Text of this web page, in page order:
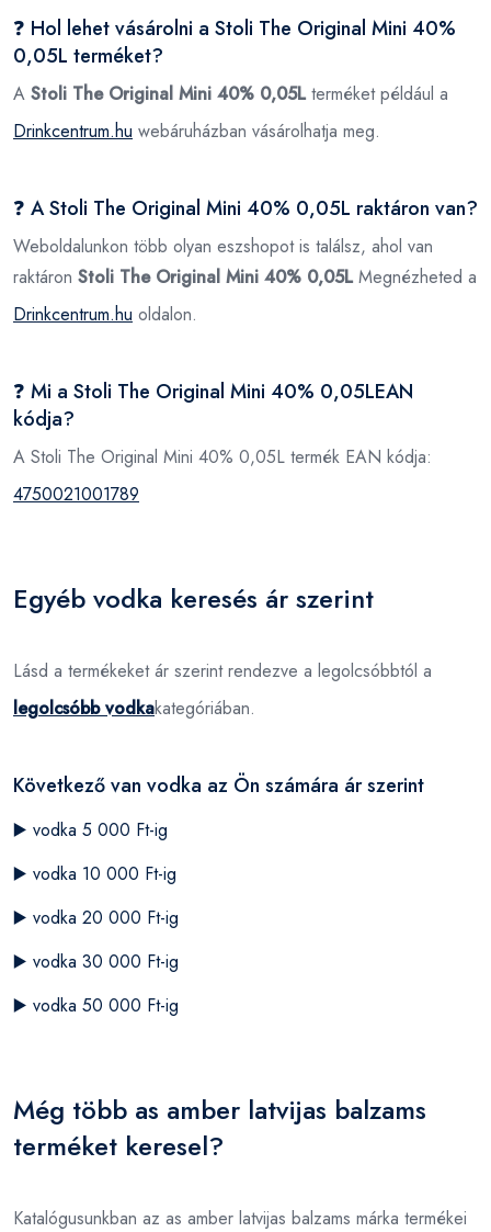
❓ Hol lehet vásárolni a Stoli The Original Mini 40%
0,05L terméket?
A Stoli The Original Mini 40% 0,05Lterméket például a
Drinkcentrum.hu webáruházban vásárolhatja meg.
❓ A Stoli The Original Mini 40% 0,05L raktáron van?
Weboldalunkon több olyan eszshopot is találsz, ahol van
raktáron Stoli The Original Mini 40% 0,05LMegnézheted a
Drinkcentrum.hu oldalon.
❓ Mi a Stoli The Original Mini 40% 0,05LEAN
kódja?
A Stoli The Original Mini 40% 0,05L termék EAN kódja:
4750021001789
Egyéb vodka keresés ár szerint
Lásd a termékeket ár szerint rendezve a legolcsóbbtól a
legolcsóbb vodkakategóriában.
Következő van vodka az Ön számára ár szerint
▶️ vodka 5 000 Ft-ig
▶️ vodka 10 000 Ft-ig
▶️ vodka 20 000 Ft-ig
▶️ vodka 30 000 Ft-ig
▶️ vodka 50 000 Ft-ig
Még több as amber latvijas balzams
terméket keresel?
Katalógusunkban az as amber latvijas balzams márka termékei